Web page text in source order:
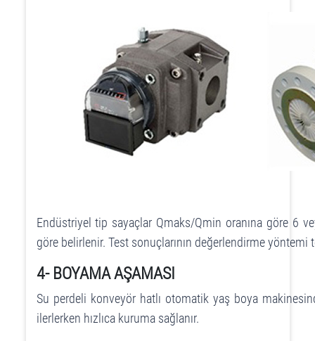
Endüstriyel tip sayaçlar Qmaks/Qmin oranına göre 6
göre belirlenir. Test sonuçlarının değerlendirme yöntemi
4- BOYAMA AŞAMASI
Su perdeli konveyör hatlı otomatik yaş boya
ilerlerken hızlıca kuruma sağlanır.